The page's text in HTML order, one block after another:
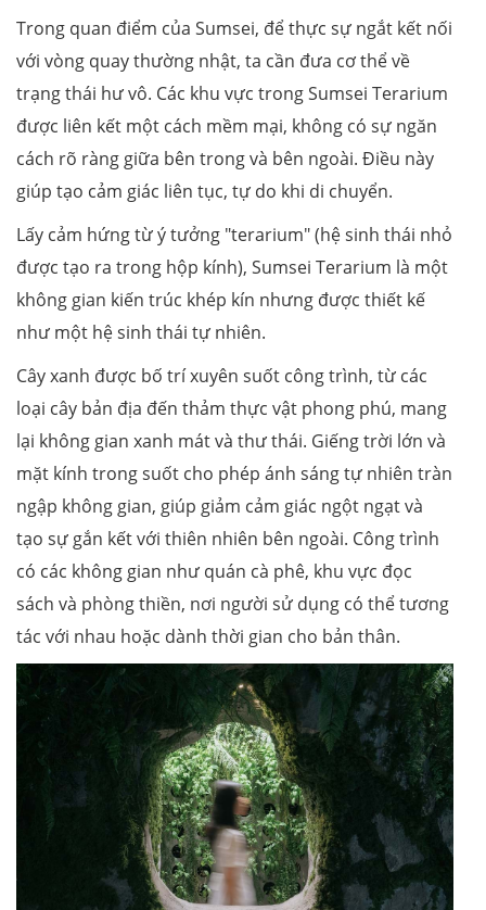
Trong quan điểm của Sumsei, để thực sự ngắt kết nối
với vòng quay thường nhật, ta cần đưa cơ thể về
trạng thái hư vô. Các khu vực trong Sumsei Terarium
được liên kết một cách mềm mại, không có sự ngăn
cách rõ ràng giữa bên trong và bên ngoài. Điều này
giúp tạo cảm giác liên tục, tự do khi di chuyển.
Lấy cảm hứng từ ý tưởng "terarium" (hệ sinh thái nhỏ
được tạo ra trong hộp kính), Sumsei Terarium là một
không gian kiến trúc khép kín nhưng được thiết kế
như một hệ sinh thái tự nhiên.
Cây xanh được bố trí xuyên suốt công trình, từ các
loại cây bản địa đến thảm thực vật phong phú, mang
lại không gian xanh mát và thư thái. Giếng trời lớn và
mặt kính trong suốt cho phép ánh sáng tự nhiên tràn
ngập không gian, giúp giảm cảm giác ngột ngạt và
tạo sự gắn kết với thiên nhiên bên ngoài. Công trình
có các không gian như quán cà phê, khu vực đọc
sách và phòng thiền, nơi người sử dụng có thể tương
tác với nhau hoặc dành thời gian cho bản thân.